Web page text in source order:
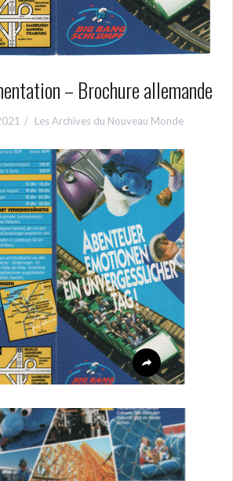
– Brochure allemande
Les Archives du Nouveau Monde